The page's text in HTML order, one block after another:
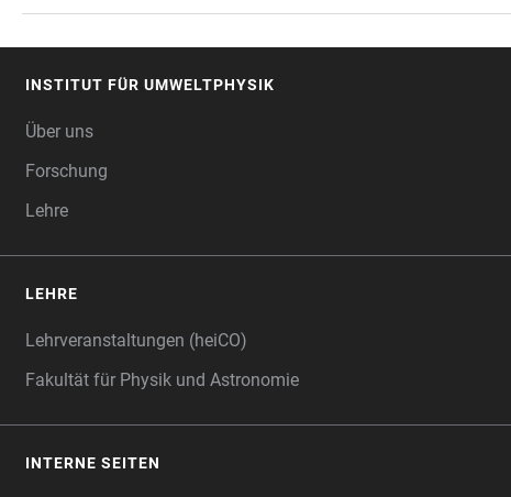
INSTITUT FÜR UMWELTPHYSIK
Über uns
Forschung
Lehre
LEHRE
Lehrveranstaltungen (heiCO)
Fakultät für Physik und Astronomie
INTERNE SEITEN